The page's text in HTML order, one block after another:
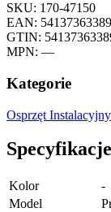
SKU: 170-47150
EAN:
GTIN:
MPN: —
Kategorie
Osprzęt Instalacyjny
Specyfikacje
Kolor
-
Model